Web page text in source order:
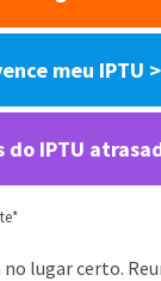
meu IPTU
IPTU
lugar certo.